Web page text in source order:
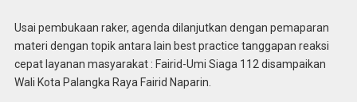
Usai pembukaan raker, agenda dilanjutkan dengan pemaparan
materi dengan topik antara lain best practice tanggapan reaksi
cepat layanan masyarakat : Fairid-Umi Siaga 112 disampaikan
Wali Kota Palangka Raya Fairid Naparin.